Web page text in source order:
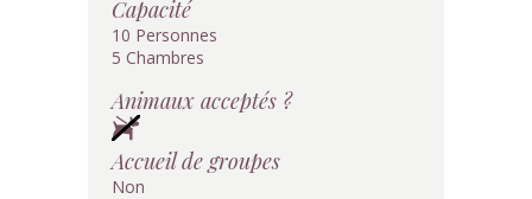
Capacité
10 Personnes
5 Chambres
Animaux acceptés ?
Accueil de groupes
Non